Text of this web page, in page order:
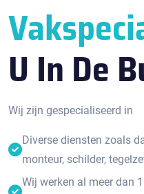
U In De
Wij zijn gespecialiseerd in
Diverse diensten zoals
monteur, schilder,
Wij werken al meer dan